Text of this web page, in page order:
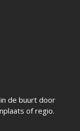
de buurt door
of regio.